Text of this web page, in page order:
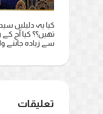
کیا یہ دلیلیں
تھیں؟؟ کیا آج
سے زیادہ جاننے
تعليقات